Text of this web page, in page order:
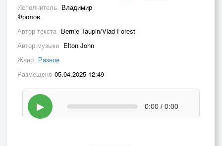
Исполнитель Владимир
Фролов
Автор текста Bernie Taupin/Vlad Forest
Автор музыки Elton John
Жанр Разное
Размещено 05.04.2025 12:49
▶ 0:00 / 0:00